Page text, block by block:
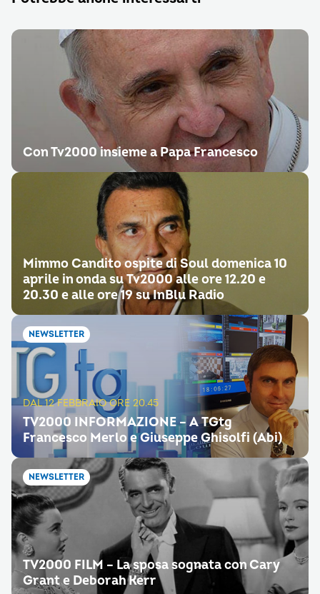
Con Tv2000 insieme a Papa Francesco
Mimmo Candito ospite di Soul domenica 10
aprile in onda su Tv2000 alle ore 12.20 e
20.30 e alle ore 19 su InBlu Radio
NEWSLETTER
DAL 12 FEBBRAIO ORE 20.45
TV2000 INFORMAZIONE – A TGtg
Francesco Merlo e Giuseppe Ghisolfi (Abi)
NEWSLETTER
TV2000 FILM – La sposa sognata con Cary
Grant e Deborah Kerr